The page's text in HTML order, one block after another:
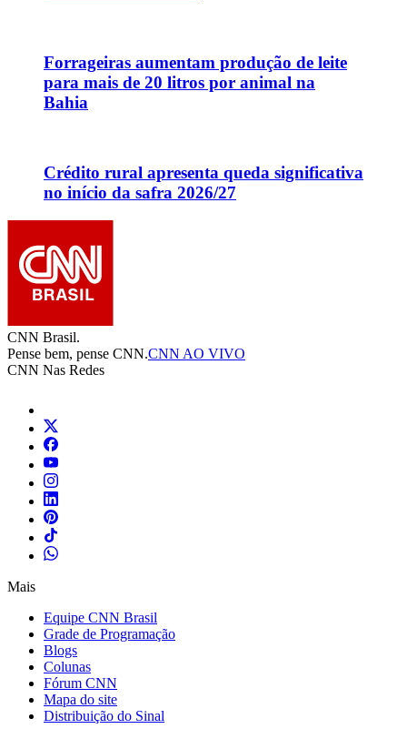
Forrageiras aumentam produção de leite
para mais de 20 litros por animal na
Bahia
Crédito rural apresenta queda significativa
no início da safra 2026/27
CNN Brasil.
Pense bem, pense CNN.CNN AO VIVO
CNN Nas Redes
Mais
Equipe CNN Brasil
Grade de Programação
Blogs
Colunas
Fórum CNN
Mapa do site
Distribuição do Sinal